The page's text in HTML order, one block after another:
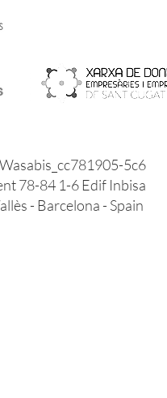
5c6
78-84 1-6 Edif Inbisa
- Barcelona - Spain